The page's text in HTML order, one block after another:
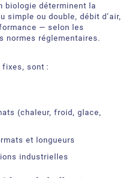
biologie déterminent la
ou double, débit d’air,
— selon les
normes réglementaires.
fixes, sont :
(chaleur, froid, glace,
et longueurs
industrielles